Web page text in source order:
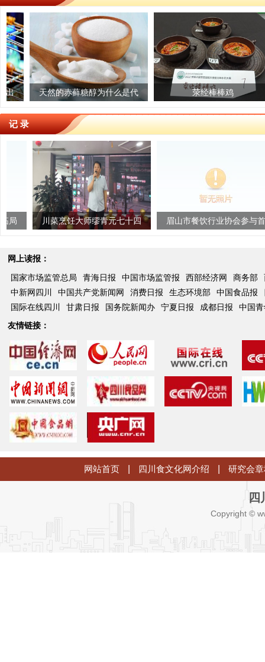
然的赤藓糖醇为什么是代
荥经棒棒鸡
预制菜 安全记心上 爱媛冻橙
记 录
菜烹饪大师缪青元七十四
眉山市餐饮行业协会参与首
大
网上读报：
国家市场监管总局
青海日报 中国市场监管报 西部经济网 商务部
中新网四川
中国共产党新闻网 消费日报 生态环境部 中国食品报
国际在线四川
甘肃日报 国务院新闻办 宁夏日报 成都日报
中国
友情链接：
网站首页 四川食文化网介绍 研究会
Copyright ©